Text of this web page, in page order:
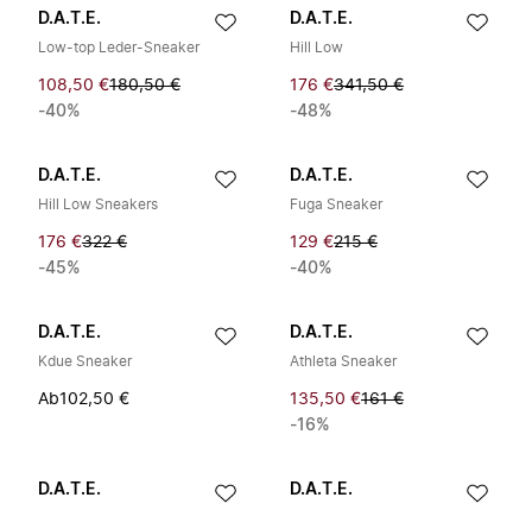
D.A.T.E.
Low-top Leder-Sneaker
108,50 €180,50 €
-40%
D.A.T.E.
Hill Low
176 €341,50 €
-48%
D.A.T.E.
Hill Low Sneakers
176 €322 €
-45%
D.A.T.E.
Fuga Sneaker
129 €215 €
-40%
D.A.T.E.
Kdue Sneaker
Ab102,50 €
D.A.T.E.
Athleta Sneaker
135,50 €161 €
-16%
D.A.T.E. D.A.T.E.